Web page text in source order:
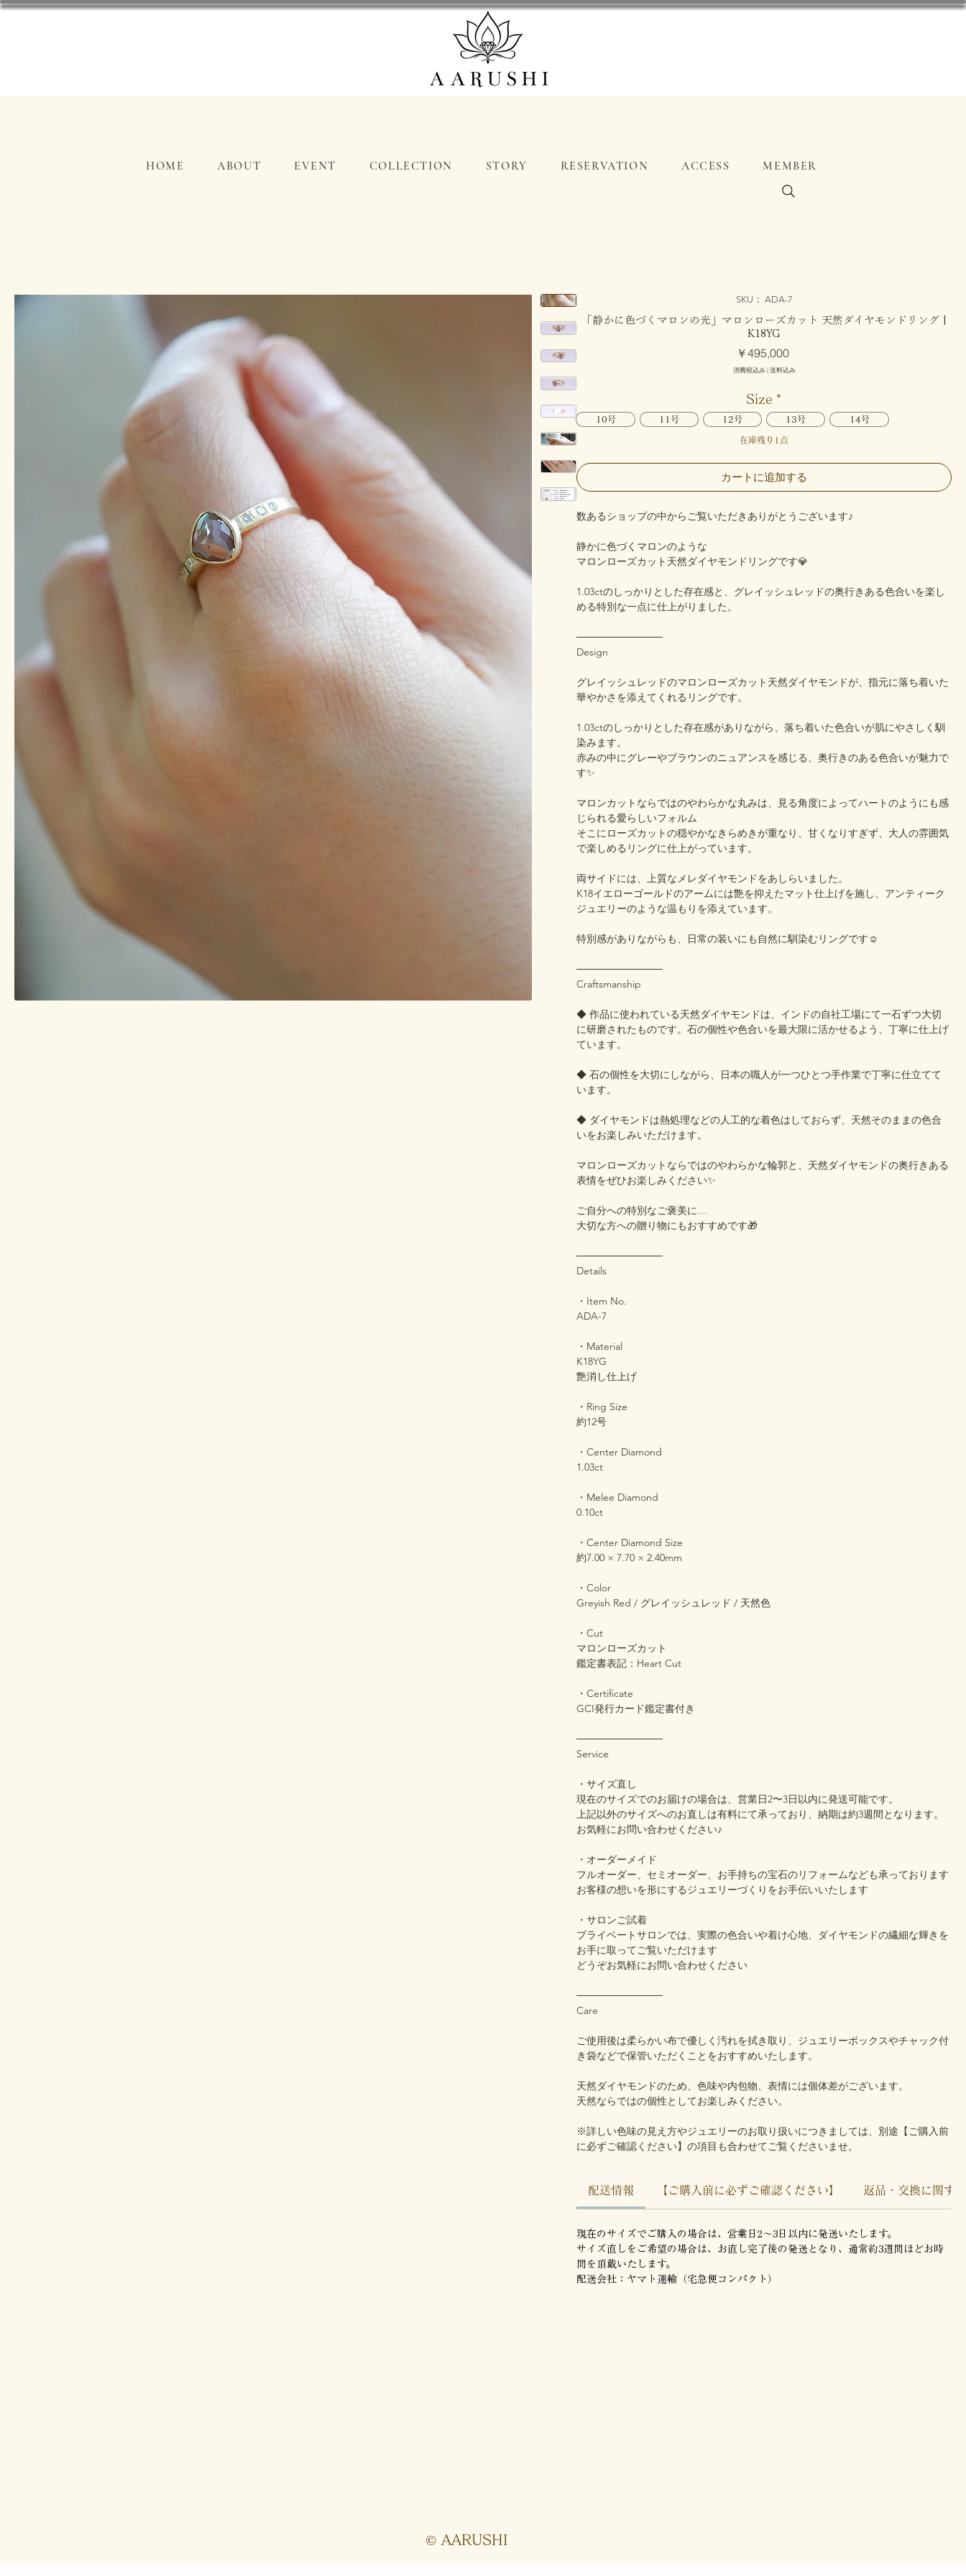
SKU： ADA-7
「静かに色づくマロンの光」マロンローズカット 天然ダイヤモンドリング |
K18YG
￥495,000価
格
消費税込み|送料込み
Size *
10号 11号 12号 13号 14号
在庫残り1点
カートに追加する
数あるショップの中からご覧いただきありがとうございます♪
静かに色づくマロンのような
マロンローズカット天然ダイヤモンドリングです💎
1.03ctのしっかりとした存在感と、グレイッシュレッドの奥行きある色合いを楽し
める特別な一点に仕上がりました。
────────────
Design
グレイッシュレッドのマロンローズカット天然ダイヤモンドが、指元に落ち着いた
華やかさを添えてくれるリングです。
1.03ctのしっかりとした存在感がありながら、落ち着いた色合いが肌にやさしく馴
染みます。
赤みの中にグレーやブラウンのニュアンスを感じる、奥行きのある色合いが魅力で
す✨
マロンカットならではのやわらかな丸みは、見る角度によってハートのようにも感
じられる愛らしいフォルム
そこにローズカットの穏やかなきらめきが重なり、甘くなりすぎず、大人の雰囲気
で楽しめるリングに仕上がっています。
両サイドには、上質なメレダイヤモンドをあしらいました。
K18イエローゴールドのアームには艶を抑えたマット仕上げを施し、アンティーク
ジュエリーのような温もりを添えています。
特別感がありながらも、日常の装いにも自然に馴染むリングです☺️
────────────
Craftsmanship
◆ 作品に使われている天然ダイヤモンドは、インドの自社工場にて一石ずつ大切
に研磨されたものです。石の個性や色合いを最大限に活かせるよう、丁寧に仕上げ
ています。
◆ 石の個性を大切にしながら、日本の職人が一つひとつ手作業で丁寧に仕立てて
います。
◆ ダイヤモンドは熱処理などの人工的な着色はしておらず、天然そのままの色合
いをお楽しみいただけます。
マロンローズカットならではのやわらかな輪郭と、天然ダイヤモンドの奥行きある
表情をぜひお楽しみください✨
ご自分への特別なご褒美に…
大切な方への贈り物にもおすすめです🎁
────────────
Details
・Item No.
ADA-7
・Material
K18YG
艶消し仕上げ
・Ring Size
約12号
・Center Diamond
1.03ct
・Melee Diamond
0.10ct
・Center Diamond Size
約7.00 × 7.70 × 2.40mm
・Color
Greyish Red / グレイッシュレッド / 天然色
・Cut
マロンローズカット
鑑定書表記：Heart Cut
・Certificate
GCI発行カード鑑定書付き
────────────
Service
・サイズ直し
現在のサイズでのお届けの場合は、営業日2〜3日以内に発送可能です。
上記以外のサイズへのお直しは有料にて承っており、納期は約3週間となります。
お気軽にお問い合わせください♪
・オーダーメイド
フルオーダー、セミオーダー、お手持ちの宝石のリフォームなども承っております
お客様の想いを形にするジュエリーづくりをお手伝いいたします
・サロンご試着
プライベートサロンでは、実際の色合いや着け心地、ダイヤモンドの繊細な輝きを
お手に取ってご覧いただけます
どうぞお気軽にお問い合わせください
────────────
Care
ご使用後は柔らかい布で優しく汚れを拭き取り、ジュエリーボックスやチャック付
き袋などで保管いただくことをおすすめいたします。
天然ダイヤモンドのため、色味や内包物、表情には個体差がございます。
天然ならではの個性としてお楽しみください。
※詳しい色味の見え方やジュエリーのお取り扱いにつきましては、別途【ご購入前
に必ずご確認ください】の項目も合わせてご覧くださいませ。
配送情報 【ご購入前に必ずご確認ください】 返品・交換に関す
現在のサイズでご購入の場合は、営業日2〜3日以内に発送いたします。
サイズ直しをご希望の場合は、お直し完了後の発送となり、通常約3週間ほどお時
間を頂戴いたします。
配送会社：ヤマト運輸（宅急便コンパクト）
© AARUSHI
HOME ABOUT EVENT COLLECTION STORY RESERVATION ACCESS MEMBER